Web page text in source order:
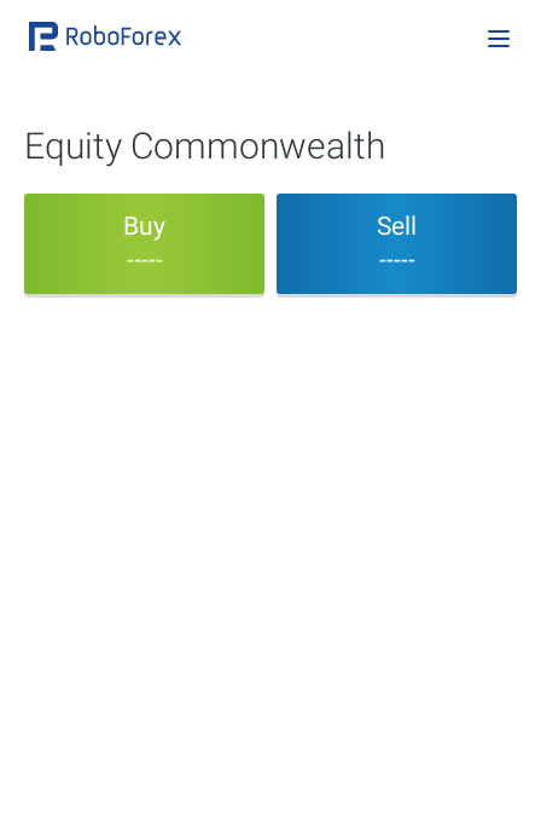
Equity Commonwealth
Buy
-----
Sell
-----